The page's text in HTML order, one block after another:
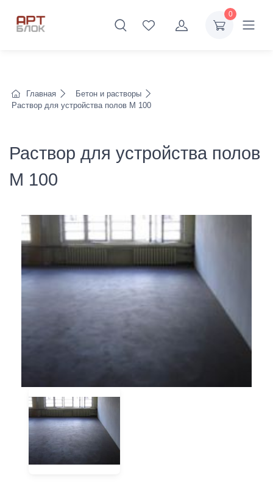
0
Главная
Бетон и растворы
Раствор для устройства полов М 100
Раствор для устройства полов
М 100